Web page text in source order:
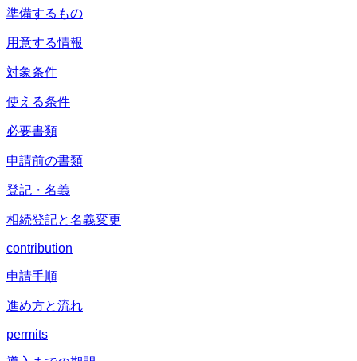
準備するもの
用意する情報
対象条件
使える条件
必要書類
申請前の書類
登記・名義
相続登記と名義変更
contribution
申請手順
進め方と流れ
permits